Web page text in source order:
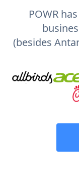
POWR
(besides